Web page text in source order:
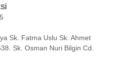
Sk. Fatma Uslu Sk. Ahmet
Sk. Osman Nuri Bilgin Cd.